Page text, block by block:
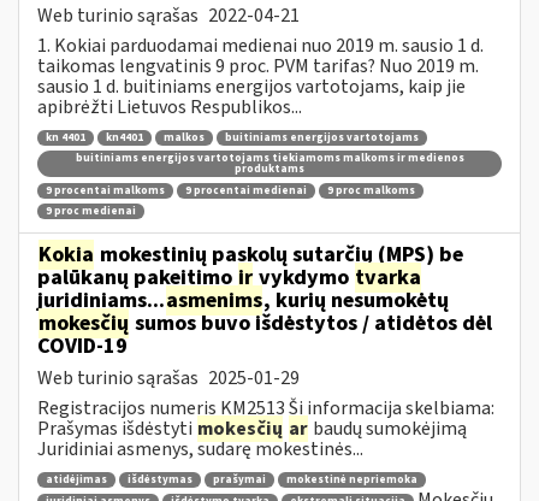
Web turinio sąrašas 2022-04-21
1. Kokiai parduodamai medienai nuo 2019 m. sausio 1 d.
taikomas lengvatinis 9 proc. PVM tarifas? Nuo 2019 m.
sausio 1 d. buitiniams energijos vartotojams, kaip jie
apibrėžti Lietuvos Respublikos...
kn 4401 kn4401 malkos
buitiniams energijos vartotojams
buitiniams energijos vartotojams tiekiamoms malkoms ir medienos
produktams
9 procentai malkoms
9 procentai medienai
9 proc malkoms
9 proc medienai
Kokia mokestinių paskolų sutarčių (MPS) be
palūkanų pakeitimo ir vykdymo tvarka
juridiniams...asmenims, kurių nesumokėtų
mokesčių sumos buvo išdėstytos / atidėtos dėl
COVID-19
Web turinio sąrašas 2025-01-29
Registracijos numeris KM2513 Ši informacija skelbiama:
Prašymas išdėstyti mokesčių ar baudų sumokėjimą
Juridiniai asmenys, sudarę mokestinės...
atidėjimas išdėstymas prašymai
mokestinė nepriemoka